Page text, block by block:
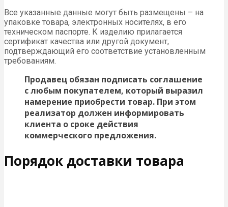
Все указанные данные могут быть размещены – на
упаковке товара, электронных носителях, в его
техническом паспорте. К изделию прилагается
сертификат качества или другой документ,
подтверждающий его соответствие установленным
требованиям.
Продавец обязан подписать соглашение
с любым покупателем, который выразил
намерение приобрести товар. При этом
реализатор должен информировать
клиента о сроке действия
коммерческого предложения.
Порядок доставки товара